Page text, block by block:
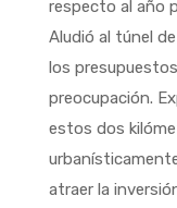
respecto al año
Aludió al túnel
los
preocupación.
estos dos
atraer la